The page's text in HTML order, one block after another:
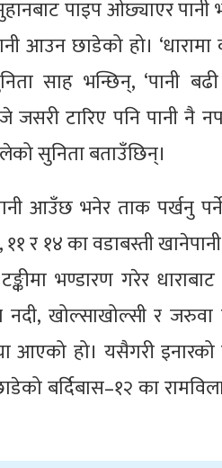
पाइप ओछ्याएर पानी
आउन छाडेको हो।
साह भन्छिन‍्, ‘पानी
टारिए पनि पानी नै
सुनिता बताउँछिन्।
आउँछ भनेर ताक पर्खनु
र १४ का वडाबस्ती
भण्डारण गरेर
खोल्साखोल्सी र जरुवा
आएको हो। यसैगरी इनारको
बर्दिबास–१२ का